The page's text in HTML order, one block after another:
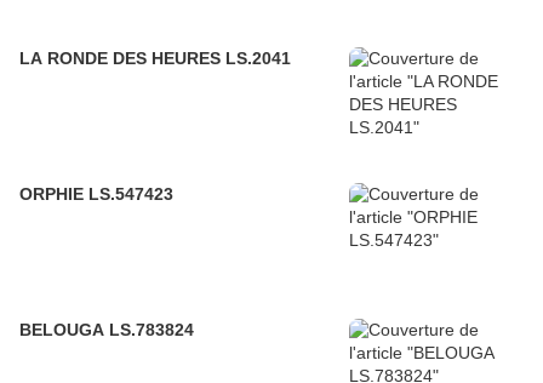
LA RONDE DES HEURES LS.2041
ORPHIE LS.547423
BELOUGA LS.783824